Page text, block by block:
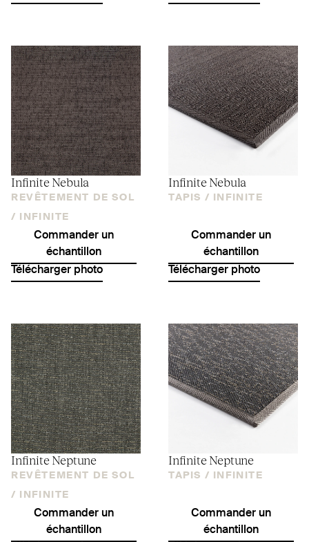
Infinite Nebula
REVÊTEMENT DE SOL
/
INFINITE
Commander un
échantillon
Télécharger photo
Infinite Nebula
TAPIS / INFINITE
Commander un
échantillon
Télécharger photo
Infinite Neptune
REVÊTEMENT DE SOL
/
INFINITE
Commander un
échantillon
Infinite Neptune
TAPIS / INFINITE
Commander un
échantillon